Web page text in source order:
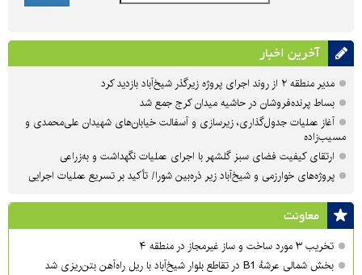
آخرین اخبار
مدیر منطقه ۲ از روند اجرای پروژه زیرگذر شیخ‌آباد بازدید کرد
بساط پرنده‌فروشان در حاشیه میدان کرج جمع شد
آغاز عملیات جدول‌گذاری، زیرسازی و آسفالت خیابان‌های شهیدان علی‌محمدی و
مسیب‌زاده
ارتقای کیفیت فضای سبز گلشهر با اجرای عملیات نگهداشت و به‌زراعی
پروژه‌های خوارزمی و شیخ‌آباد زیر ذره‌بین شورا/ تأکید بر تسریع عملیات اجرایی
معاونت
تخریب ۳ مورد ساخت و ساز غیرمجاز در منطقه ۴
بخش شمالی عرشهٔ B1 در تقاطع بلوار شیخ‌آباد با ریل راه‌آهن بتن‌ریزی شد